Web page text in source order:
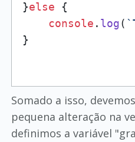
}else {
console . log(
Somado a isso,
pequena alteração na
definimos a variável